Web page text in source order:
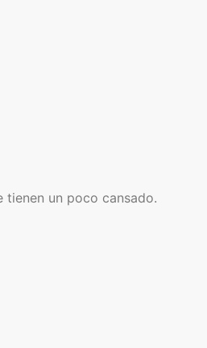
tienen un poco cansado.